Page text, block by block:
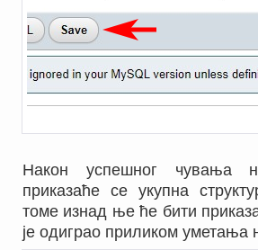
Након успешног чувања
приказаће се укупна
томе изнад ње ће бити
је одиграо приликом уметања